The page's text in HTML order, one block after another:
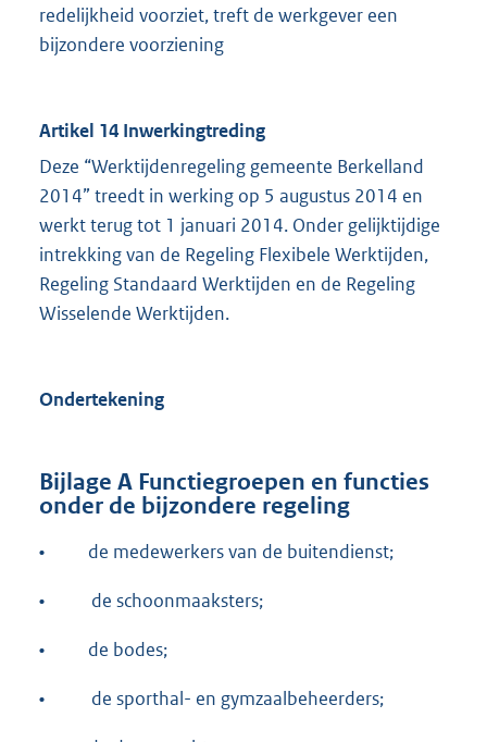
redelijkheid voorziet, treft de werkgever een
bijzondere voorziening
Artikel 14 Inwerkingtreding
Deze “Werktijdenregeling gemeente Berkelland
2014” treedt in werking op 5 augustus 2014 en
werkt terug tot 1 januari 2014. Onder gelijktijdige
intrekking van de Regeling Flexibele Werktijden,
Regeling Standaard Werktijden en de Regeling
Wisselende Werktijden.
Ondertekening
Bijlage A Functiegroepen en functies
onder de bijzondere regeling
• de medewerkers van de buitendienst;
• de schoonmaaksters;
• de bodes;
• de sporthal- en gymzaalbeheerders;